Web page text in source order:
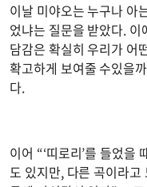
이날 미야오는 누구나 아
었냐는 질문을 받았다.
담감은 확실히 우리가 어
확고하게 보여줄 수있을
다.
이어 “‘띠로리’를 들었을
도 있지만, 다른 곡이라